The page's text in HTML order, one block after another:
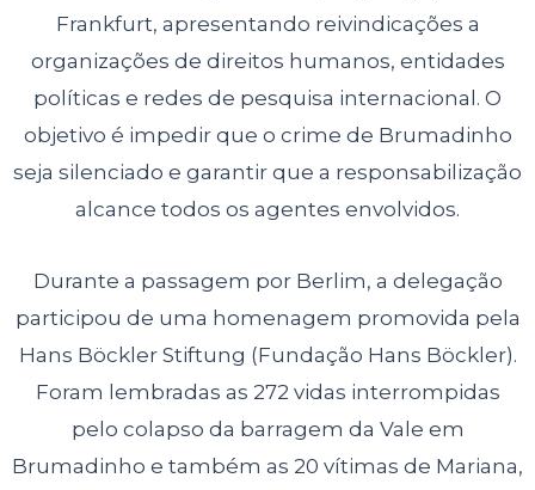
Frankfurt, apresentando reivindicações a
organizações de direitos humanos, entidades
políticas e redes de pesquisa internacional. O
objetivo é impedir que o crime de Brumadinho
seja silenciado e garantir que a responsabilização
alcance todos os agentes envolvidos.
Durante a passagem por Berlim, a delegação
participou de uma homenagem promovida pela
Hans Böckler Stiftung (Fundação Hans Böckler).
Foram lembradas as 272 vidas interrompidas
pelo colapso da barragem da Vale em
Brumadinho e também as 20 vítimas de Mariana,